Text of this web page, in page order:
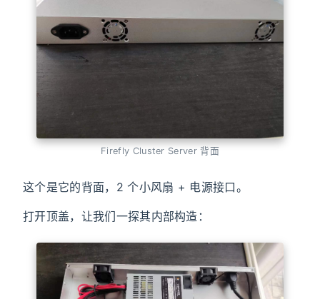
Firefly Cluster Server 背面
这个是它的背面，2 个小风扇 + 电源接口。
打开顶盖，让我们一探其内部构造：